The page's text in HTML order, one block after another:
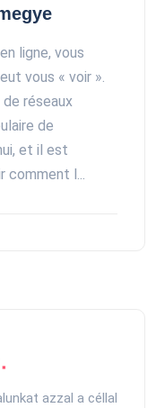
ligne, vous
vous « voir ».
réseaux
de
et il est
comment l...
azzal a céllal